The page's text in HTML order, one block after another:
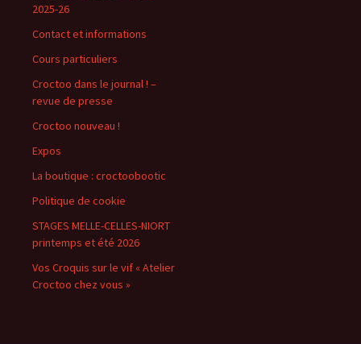
2025-26
Contact et informations
Cours particuliers
Croctoo dans le journal ! –
revue de presse
Croctoo nouveau !
Expos
La boutique : croctoobootic
Politique de cookie
STAGES MELLE-CELLES-NIORT
printemps et été 2026
Vos Croquis sur le vif « Atelier
Croctoo chez vous »